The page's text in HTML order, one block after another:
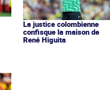
La justice colombienne
confisque la maison de
René Higuita